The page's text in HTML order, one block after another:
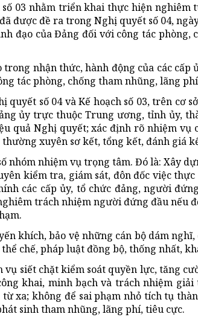
03 nhằm triển khai thực hiện
được đề ra trong Nghị quyết số 04,
đạo của Đảng đối với công tác
nhận thức, hành động của các cấp
tác phòng, chống tham nhũng, lãng
quyết số 04 và Kế hoạch số 03, trên
ủy trực thuộc Trung ương, tỉnh ủy,
quả Nghị quyết; xác định rõ nhiệm
xuyên sơ kết, tổng kết, đánh giá
nhóm nhiệm vụ trọng tâm. Đó là: Xây
kiểm tra, giám sát, đôn đốc việc
các cấp ủy, tổ chức đảng, người
trách nhiệm người đứng đầu nếu
khích, bảo vệ những cán bộ dám
chế, pháp luật đồng bộ, thống nhất,
vụ siết chặt kiểm soát quyền lực, tăng
khai, minh bạch và trách nhiệm
xa; không để sai phạm nhỏ tích tụ
sinh tham nhũng, lãng phí, tiêu cực.